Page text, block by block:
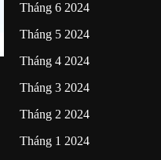
Tháng 6 2024
Tháng 5 2024
Tháng 4 2024
Tháng 3 2024
Tháng 2 2024
Tháng 1 2024